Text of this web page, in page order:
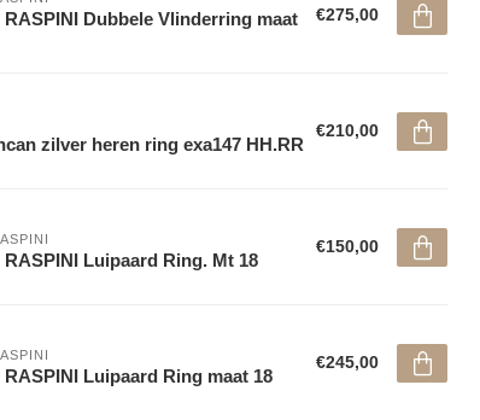
RASPINI Dubbele Vlinderring maat
€275,00
zilver heren ring exa147 HH.RR
€210,00
RASPINI Luipaard Ring. Mt 18
€150,00
RASPINI Luipaard Ring maat 18
€245,00